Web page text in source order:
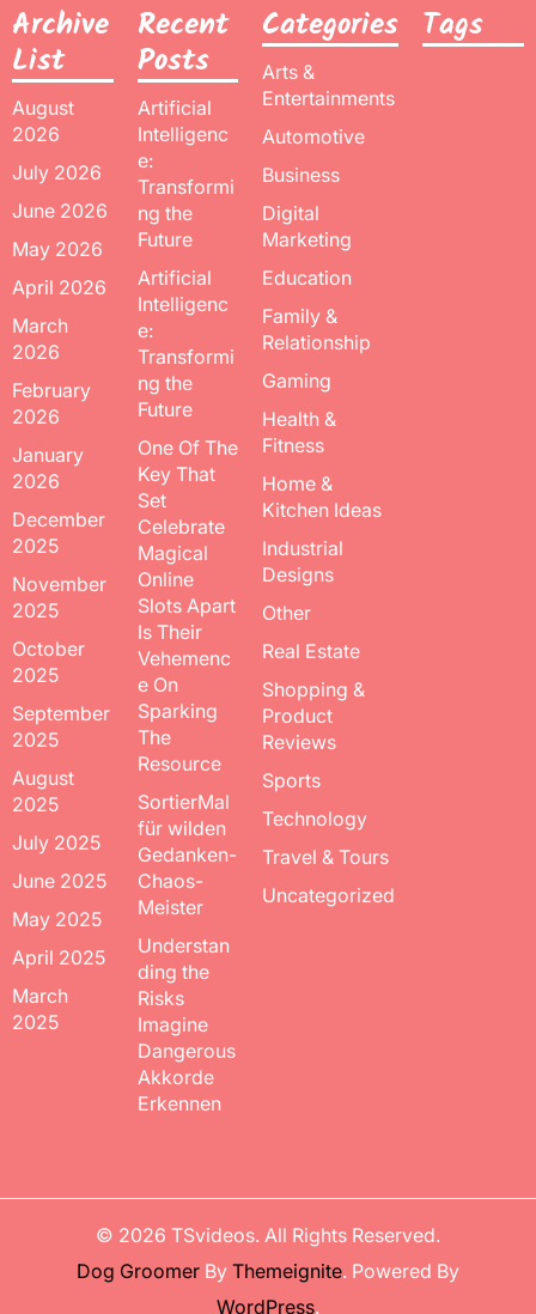
Archive
List
August
2026
July 2026
June 2026
May 2026
April 2026
March
2026
February
2026
January
2026
December
2025
November
2025
October
2025
September
2025
August
2025
July 2025
June 2025
May 2025
April 2025
March
2025
Recent
Posts
Artificial
Intelligenc
e:
Transformi
ng the
Future
Artificial
Intelligenc
e:
Transformi
ng the
Future
One Of The
Key That
Set
Celebrate
Magical
Online
Slots Apart
Is Their
Vehemenc
e On
Sparking
The
Resource
SortierMal
für wilden
Gedanken-
Chaos-
Meister
Understan
ding the
Risks
Imagine
Dangerous
Akkorde
Erkennen
Categories
Arts &
Entertainments
Automotive
Business
Digital
Marketing
Education
Family &
Relationship
Gaming
Health &
Fitness
Home &
Kitchen Ideas
Industrial
Designs
Other
Real Estate
Shopping &
Product
Reviews
Sports
Technology
Travel & Tours
Uncategorized
Tags
© 2026 TSvideos. All Rights Reserved.
Dog Groomer By Themeignite. Powered By
WordPress.